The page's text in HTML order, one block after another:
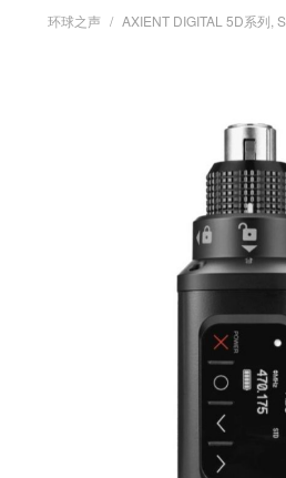
环球之声 AXIENT DIGITAL 5D系列